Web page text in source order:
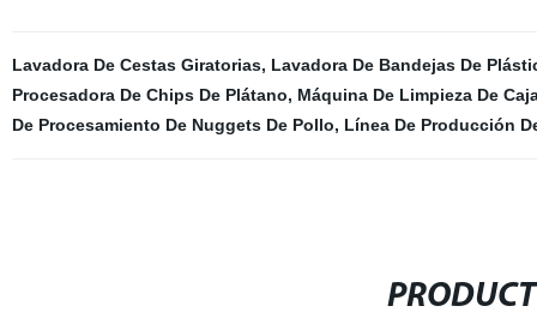
Lavadora De Cestas Giratorias, Lavadora De Bandejas De
Procesadora De Chips De Plátano, Máquina De Limpieza De
De Procesamiento De Nuggets De Pollo, Línea De Producción